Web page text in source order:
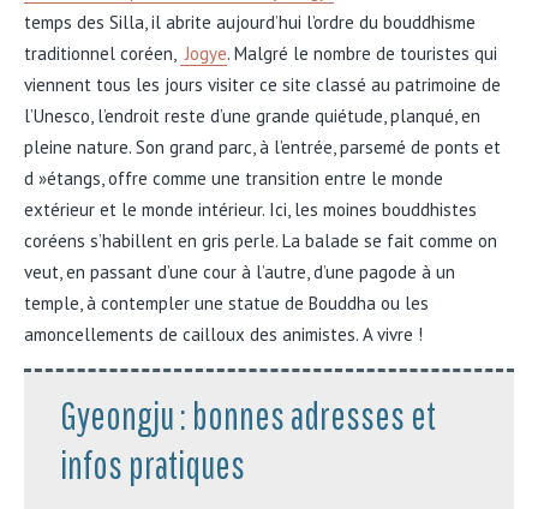
temps des Silla, il abrite aujourd’hui l’ordre du bouddhisme
traditionnel coréen, Jogye. Malgré le nombre de touristes qui
viennent tous les jours visiter ce site classé au patrimoine de
l’Unesco, l’endroit reste d’une grande quiétude, planqué, en
pleine nature. Son grand parc, à l’entrée, parsemé de ponts et
d »étangs, offre comme une transition entre le monde
extérieur et le monde intérieur. Ici, les moines bouddhistes
coréens s’habillent en gris perle. La balade se fait comme on
veut, en passant d’une cour à l’autre, d’une pagode à un
temple, à contempler une statue de Bouddha ou les
amoncellements de cailloux des animistes. A vivre !
Gyeongju : bonnes adresses et
infos pratiques